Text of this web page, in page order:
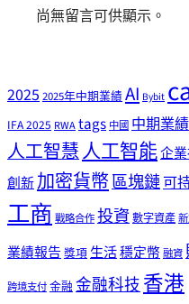
尚無留言可供顯示。
20252025年中期業績AI Bybit
IFA 2025 RWAtags 中國 中期業績
人工智慧人工智能企
創新加密貨幣區塊鏈可
工商戰略合作投資數字資產
業績報告獎項生活穩定幣融資
跨境支付金融 金融科技香港